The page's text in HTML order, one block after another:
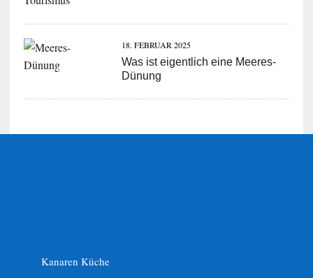
18. FEBRUAR 2025
Was ist eigentlich eine Meeres-
Dünung
Kanaren Küche